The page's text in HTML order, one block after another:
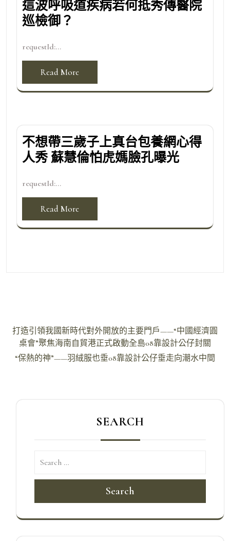
這波呼吸道疾病若何抵秀傳醫院
巡檢御？
requestId:...
Read More
不想帶三歲子上真台包養網心得
人秀 蘇慧倫怕虎媽臉孔曝光
requestId:...
Read More
文
導
打造引領我國新時代對外開放的主要門戶——“中國經濟圓
桌會”聚焦海南自貿港正式啟動全島08靠設計公仔封關
“保熱的神”——羽絨服也垂08靠設計公仔垂走向潮水中間
SEARCH
Search